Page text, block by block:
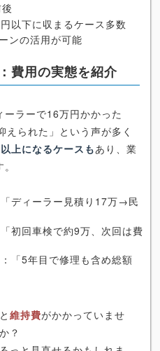
以下に収まるケース多数
ンの活用が可能
費用の実態を紹介
ラーで16万円かかった
られた」という声が多く
上になるケースもあり、業
ディーラー見積り17万→民
初回車検で約9万、次回は費
「5年目で修理も含め総額
維持費がかかっていませ
？